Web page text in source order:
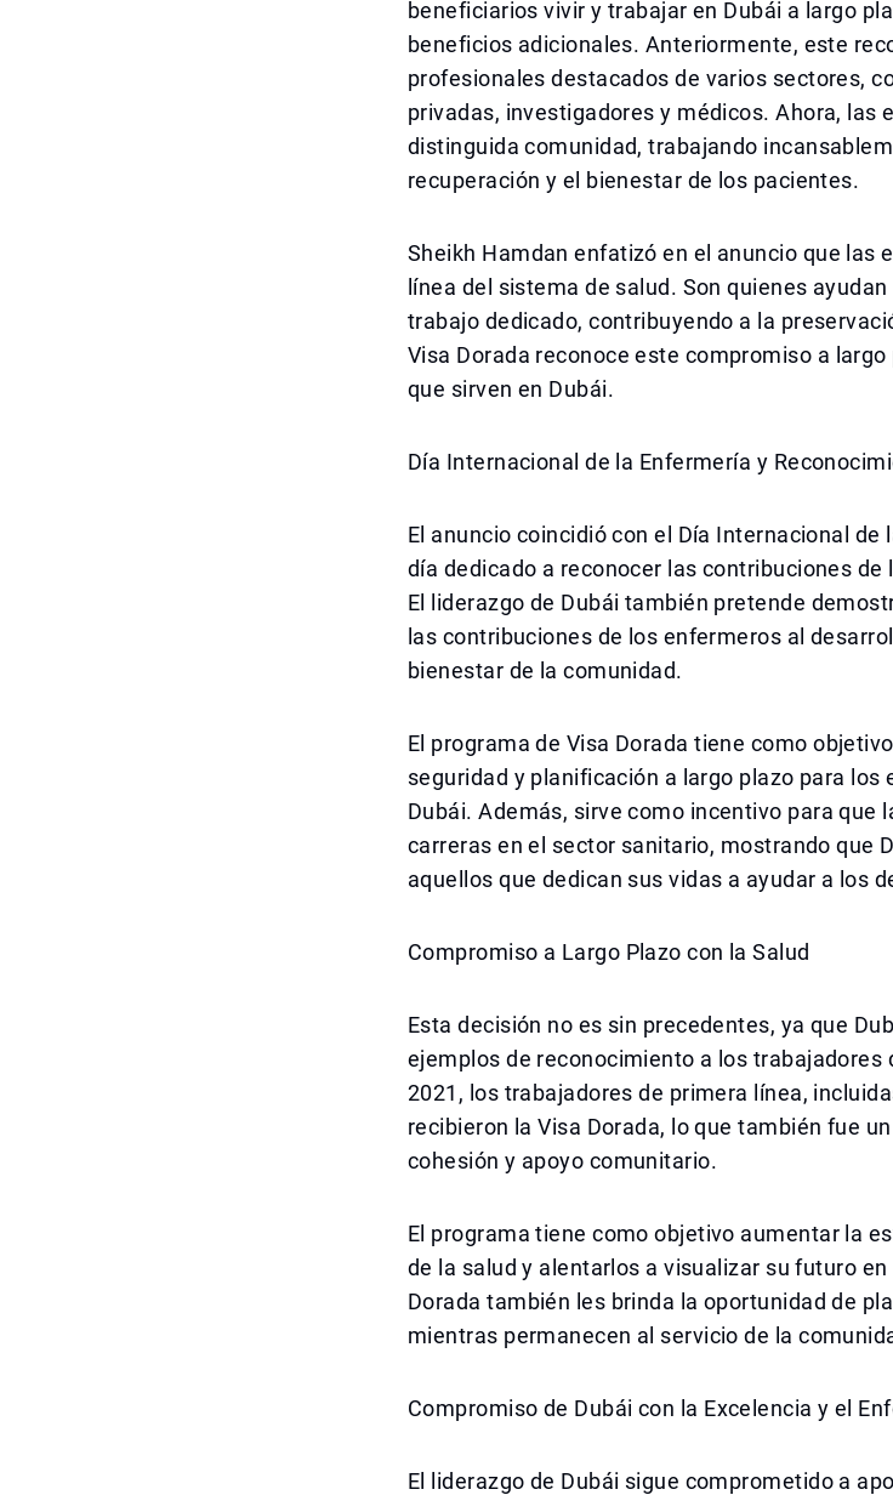
beneficiarios vivir y trabajar en Dubái a largo
beneficios adicionales. Anteriormente, este
profesionales destacados de varios sectores,
privadas, investigadores y médicos. Ahora, las
distinguida comunidad, trabajando
recuperación y el bienestar de los pacientes.
Sheikh Hamdan enfatizó en el anuncio que las
línea del sistema de salud. Son quienes
trabajo dedicado, contribuyendo a la
Visa Dorada reconoce este compromiso a
que sirven en Dubái.
Día Internacional de la Enfermería y
El anuncio coincidió con el Día Internacional de
día dedicado a reconocer las contribuciones
El liderazgo de Dubái también pretende
las contribuciones de los enfermeros al
bienestar de la comunidad.
El programa de Visa Dorada tiene como
seguridad y planificación a largo plazo para los
Dubái. Además, sirve como incentivo para que
carreras en el sector sanitario, mostrando que
aquellos que dedican sus vidas a ayudar a los
Compromiso a Largo Plazo con la Salud
Esta decisión no es sin precedentes, ya que
ejemplos de reconocimiento a los trabajadores
2021, los trabajadores de primera línea,
recibieron la Visa Dorada, lo que también fue
cohesión y apoyo comunitario.
El programa tiene como objetivo aumentar la
de la salud y alentarlos a visualizar su futuro
Dorada también les brinda la oportunidad de
mientras permanecen al servicio de la
Compromiso de Dubái con la Excelencia y el
El liderazgo de Dubái sigue comprometido a